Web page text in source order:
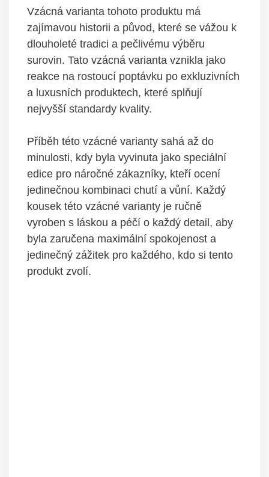
Vzácná varianta tohoto produktu má
zajímavou historii a původ, které se vážou k
dlouholeté tradici a pečlivému výběru
surovin. Tato vzácná varianta vznikla jako
reakce na rostoucí poptávku po exkluzivních
a luxusních produktech, které splňují
nejvyšší standardy kvality.
Příběh této vzácné varianty sahá až do
minulosti, kdy byla vyvinuta jako speciální
edice pro náročné zákazníky, kteří ocení
jedinečnou kombinaci chutí a vůní. Každý
kousek této vzácné varianty je ručně
vyroben s láskou a péčí o každý detail, aby
byla zaručena maximální spokojenost a
jedinečný zážitek pro každého, kdo si tento
produkt zvolí.